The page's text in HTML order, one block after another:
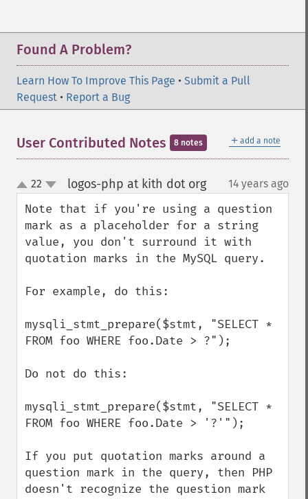
Found A Problem?
Learn How To Improve This Page • Submit a Pull
Request • Report a Bug
＋ add a note
User Contributed Notes 8 notes
up
down
22 logos-php at kith dot org¶ 14 years ago
Note that if you're using a question
mark as a placeholder for a string
value, you don't surround it with
quotation marks in the MySQL query.
For example, do this:
mysqli_stmt_prepare($stmt, "SELECT *
FROM foo WHERE foo.Date > ?");
Do not do this:
mysqli_stmt_prepare($stmt, "SELECT *
FROM foo WHERE foo.Date > '?'");
If you put quotation marks around a
question mark in the query, then PHP
doesn't recognize the question mark